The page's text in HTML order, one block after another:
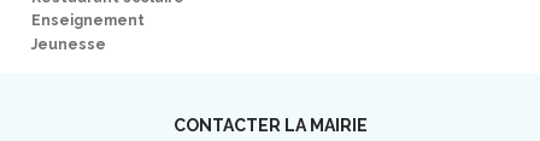
Enseignement
Jeunesse
CONTACTER LA MAIRIE